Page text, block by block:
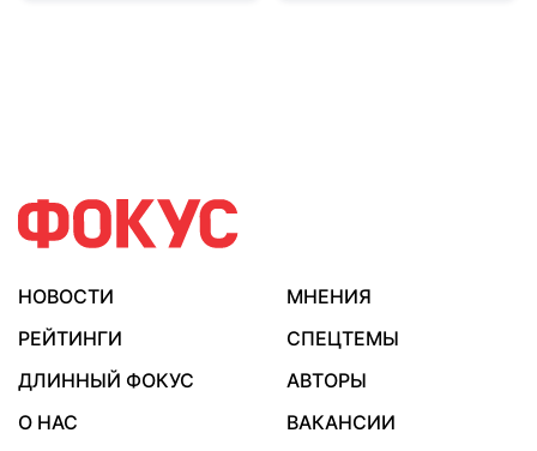
НОВОСТИ
МНЕНИЯ
РЕЙТИНГИ
СПЕЦТЕМЫ
ДЛИННЫЙ ФОКУС
АВТОРЫ
О НАС
ВАКАНСИИ